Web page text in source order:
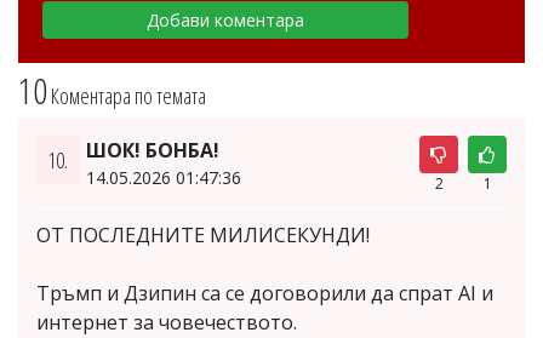
10Коментара по темата
10. ШОК! БОНБА!
14.05.2026 01:47:36 2 1
ОТ ПОСЛЕДНИТЕ МИЛИСЕКУНДИ!
Тръмп и Дзипин са се договорили да спрат AI и
интернет за човечеството.